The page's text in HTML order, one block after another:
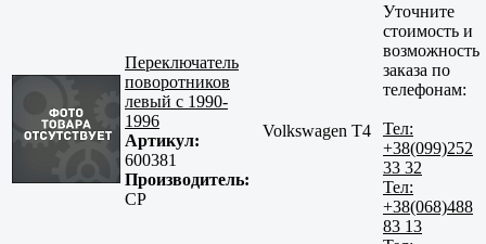
Переключатель
поворотников
левый с 1990-
1996
Артикул:
600381
Производитель:
CP
Volkswagen T4
Уточните
стоимость и
возможность
заказа по
телефонам:
Тел:
+38(099)252
33 32
Тел:
+38(068)488
83 13